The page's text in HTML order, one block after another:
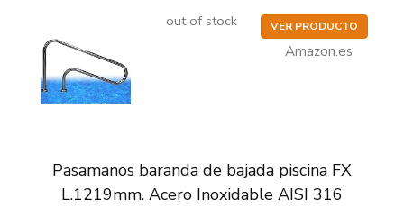
out of stock VER PRODUCTO
Amazon.es
Pasamanos baranda de bajada piscina FX
L.1219mm. Acero Inoxidable AISI 316